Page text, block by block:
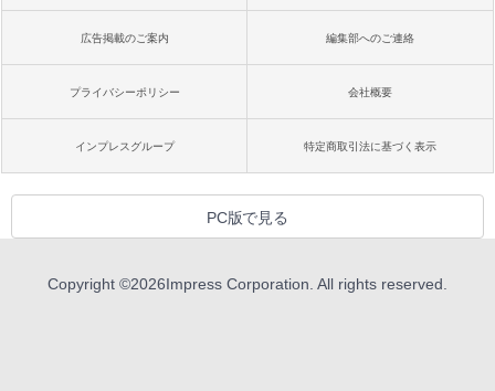
広告掲載のご案内 編集部へのご連絡
プライバシーポリシー 会社概要
インプレスグループ 特定商取引法に基づく表示
PC版で見る
Copyright ©2026Impress Corporation. All rights reserved.